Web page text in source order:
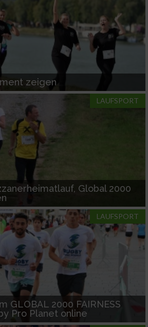
zeigen
LAUFSPORT
Global 2000
LAUFSPORT
GLOBAL 2000 FAIRNESS
Pro Planet online
von Inhalten
durch Statistiken
von Daten aus
der Angebote
Daten zur Auswahl
Standortdaten
aktiv angeforderten